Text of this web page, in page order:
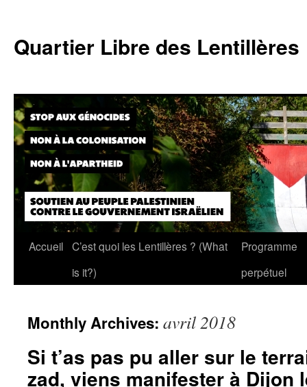
content
Quartier Libre des Lentillères
Accueil C’est quoi les Lentillères ? (What
is it?)
Programme
perpétuel
Monthly Archives: avril 2018
Si t’as pas pu aller sur le
zad, viens manifester à Dijon